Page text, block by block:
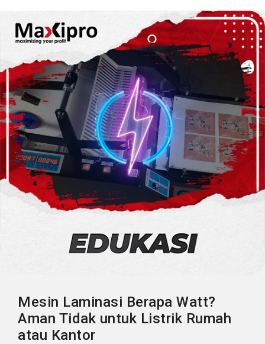
Mesin Laminasi Berapa Watt?
Aman Tidak untuk Listrik Rumah
atau Kantor